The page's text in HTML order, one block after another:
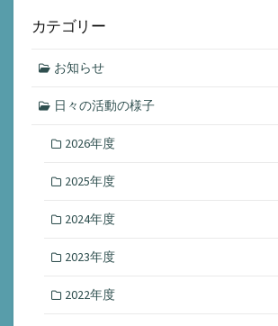
カテゴリー
お知らせ
日々の活動の様子
2026年度
2025年度
2024年度
2023年度
2022年度